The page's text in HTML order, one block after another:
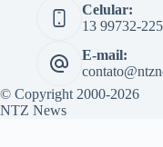
Celular:
13 99732-
E-mail:
© Copyright 2000-2026
NTZ News